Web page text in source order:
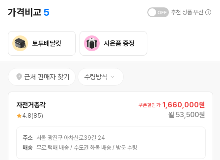
가격비교 5 추천 상품 우선
토투배달킷 사은품 증정
근처 판매자 찾기 수령방식
자전거총각
4.8(85)
쿠폰할인가 1,660,000원
월 53,500원
주소 서울 광진구 아차산로39길 24
배송
무료 택배 배송 / 수도권 화물 배송 / 방문 수령